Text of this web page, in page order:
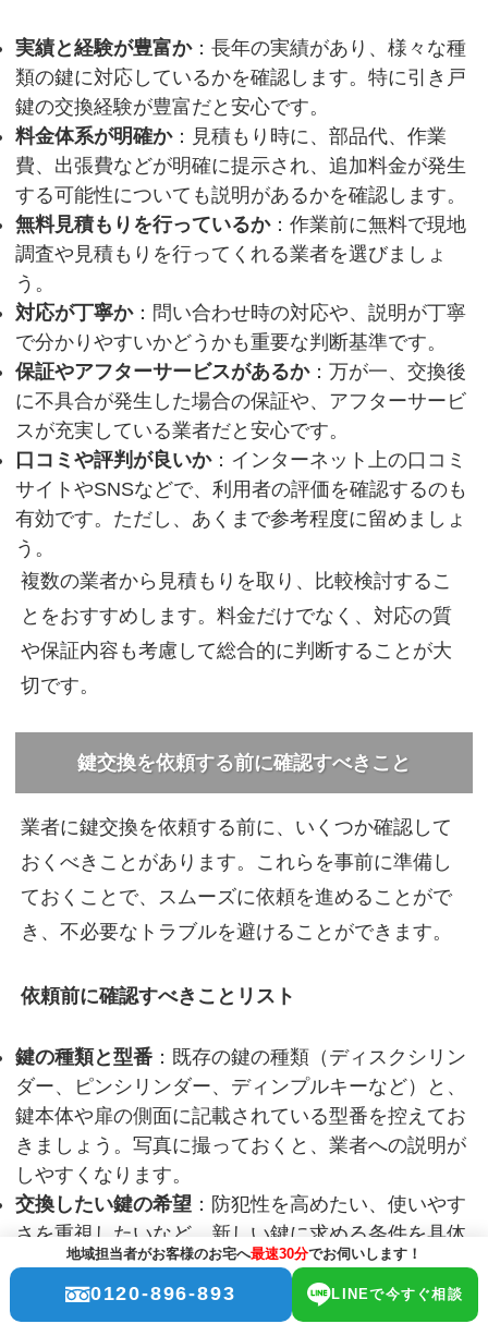
実績と経験が豊富か：長年の実績があり、様々な種
類の鍵に対応しているかを確認します。特に引き戸
鍵の交換経験が豊富だと安心です。
料金体系が明確か：見積もり時に、部品代、作業
費、出張費などが明確に提示され、追加料金が発生
する可能性についても説明があるかを確認します。
無料見積もりを行っているか：作業前に無料で現地
調査や見積もりを行ってくれる業者を選びましょ
う。
対応が丁寧か：問い合わせ時の対応や、説明が丁寧
で分かりやすいかどうかも重要な判断基準です。
保証やアフターサービスがあるか：万が一、交換後
に不具合が発生した場合の保証や、アフターサービ
スが充実している業者だと安心です。
口コミや評判が良いか：インターネット上の口コミ
サイトやSNSなどで、利用者の評価を確認するのも
有効です。ただし、あくまで参考程度に留めましょ
う。
複数の業者から見積もりを取り、比較検討するこ
とをおすすめします。料金だけでなく、対応の質
や保証内容も考慮して総合的に判断することが大
切です。
鍵交換を依頼する前に確認すべきこと
業者に鍵交換を依頼する前に、いくつか確認して
おくべきことがあります。これらを事前に準備し
ておくことで、スムーズに依頼を進めることがで
き、不必要なトラブルを避けることができます。
依頼前に確認すべきことリスト
鍵の種類と型番 ：既存の鍵の種類（ディスクシリン
ダー、ピンシリンダー、ディンプルキーなど）と、
鍵本体や扉の側面に記載されている型番を控えてお
きましょう。写真に撮っておくと、業者への説明が
しやすくなります。
交換したい鍵の希望 ：防犯性を高めたい、使いやす
さを重視したいなど、新しい鍵に求める条件を具体
的に伝えます。
：ある程度の予算を伝えておくことで、その範
囲内で最適な鍵を提案してもらいやすくなります。
地域担当者がお客様のお宅へ最速30分でお伺いします！
0120-896-893 LINEで今すぐ相談